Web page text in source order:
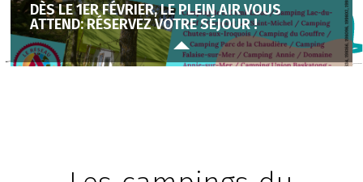
DÈS LE 1ER FÉVRIER, LE PLEIN AIR VOUS
ATTEND: RÉSERVEZ VOTRE SÉJOUR !